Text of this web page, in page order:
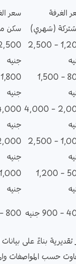
الغرفة
(شهري)
سعر
سكن
1,200 – 2,500
جنيه
800 – 1,500
جنيه
2,000 – 4,000
جنيه
1,000 – 2,500
جنيه
500 – 1,200
جنيه
جنيه 800 – 1,800 جنيه
بناءً على
وتتفاوت حسب المواصفات